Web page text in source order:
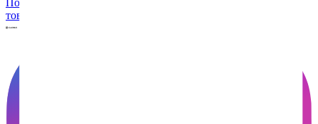
Политика конфиденциальности
товарных знаков